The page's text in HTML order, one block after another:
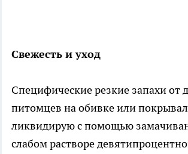
Свежесть и уход
Специфические резкие запахи от
питомцев на обивке или
ликвидирую с помощью
слабом растворе